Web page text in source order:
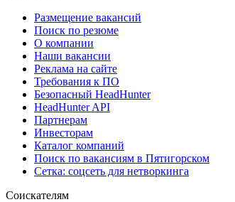
Размещение вакансий
Поиск по резюме
О компании
Наши вакансии
Реклама на сайте
Требования к ПО
Безопасный HeadHunter
HeadHunter API
Партнерам
Инвесторам
Каталог компаний
Поиск по вакансиям в Пятигорском
Сетка: соцсеть для нетворкинга
Соискателям